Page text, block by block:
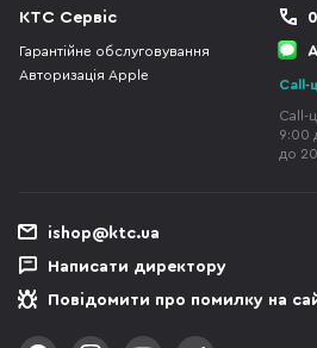
КТС Сервіс
Гарантійне обслуговування
Авторизація Apple
Call-
Call-
9:00
до
ishop@ktc.ua
Написати директору
Повідомити про помилку на